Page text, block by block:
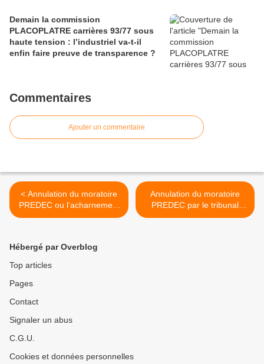
Demain la commission
PLACOPLATRE carrières 93/77 sous
haute tension : l’industriel va-t-il
enfin faire preuve de transparence ?
Commentaires
Ajouter un commentaire
< Annulation du moratoire
PREDEC ou l’acharnement
de l’ETAT contre le nord-
Annulation du moratoire
PREDEC par le tribunal
administratif : 3
Hébergé par Overblog
Top articles
Pages
Contact
Signaler un abus
C.G.U.
Cookies et données personnelles